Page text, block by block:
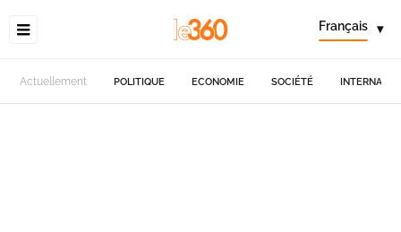
Français ▾
Actuellement POLITIQUE ECONOMIE SOCIÉTÉ